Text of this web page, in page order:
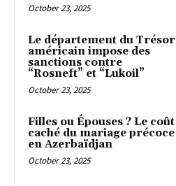
October 23, 2025
Le département du Trésor
américain impose des
sanctions contre
“Rosneft” et “Lukoil”
October 23, 2025
Filles ou Épouses ? Le coût
caché du mariage précoce
en Azerbaïdjan
October 23, 2025